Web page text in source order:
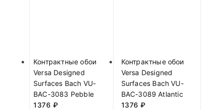
Контрактные обои
Versa Designed
Surfaces Bach VU-
BAC-3083 Pebble
1376 ₽
Контрактные обои
Versa Designed
Surfaces Bach VU-
BAC-3089 Atlantic
1376 ₽